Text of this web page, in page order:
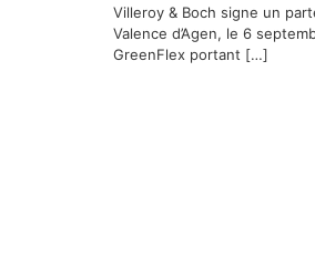
Villeroy & Boch signe un
Valence d’Agen, le 6
GreenFlex portant […]